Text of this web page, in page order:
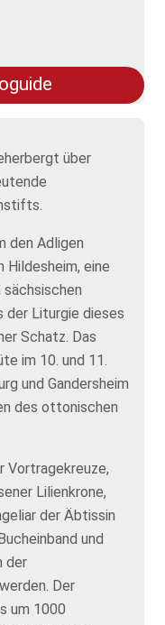
über
den Adligen
eine
der Liturgie dieses
Schatz. Das
im 10. und 11.
und Gandersheim
des ottonischen
Vortragekreuze,
Lilienkrone,
der Äbtissin
und
der
Der
um 1000